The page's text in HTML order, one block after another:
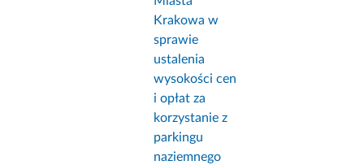
Krakowa w
sprawie
ustalenia
wysokości cen
i opłat za
korzystanie z
parkingu
naziemnego